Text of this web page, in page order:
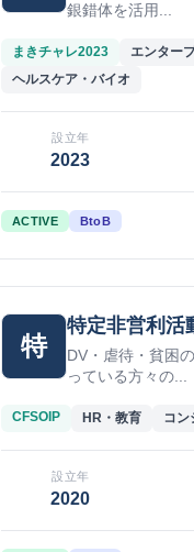
銀錯体を活用...
まきチャレ2023
エンター
ヘルスケア・バイオ
設立年
2023
ACTIVE BtoB
特
特定非営利活
DV・虐待・貧困
っている方々の...
CFSOIP HR・教育 コン
設立年
2020